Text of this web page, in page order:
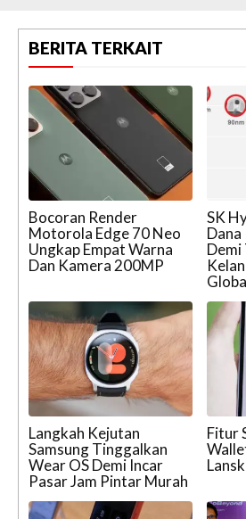
BERITA TERKAIT
Bocoran Render
Motorola Edge 70 Neo
Ungkap Empat Warna
Dan Kamera 200MP
SK
Demi
Langkah Kejutan
Samsung Tinggalkan
Wear OS Demi Incar
Pasar Jam Pintar Murah
Fitur